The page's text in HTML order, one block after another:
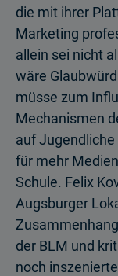
die mit ihrer
Marketing
allein sei nicht
wäre
müsse zum
Mechanismen
auf
für mehr
Schule. Felix
Augsburger
der BLM und
noch